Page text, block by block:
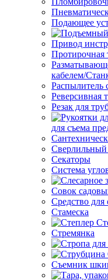
Подающее
Привод
Протирочная
кабелем/
Распылитель
Реверсивная
Резак для
для съема
Сверлильный
Секаторы
Система
Совок
Средство для
Стамеска
Стремянка
Съемник